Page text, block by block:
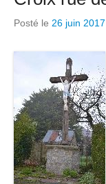
Posté le 26 juin 2017